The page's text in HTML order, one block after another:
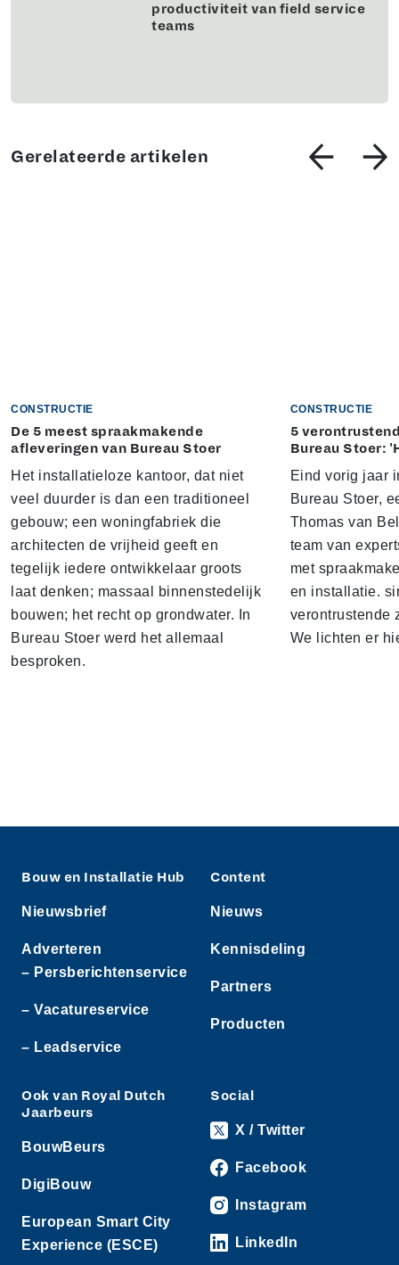
productiviteit van field service
teams
Gerelateerde artikelen
CONSTRUCTIE
De 5 meest spraakmakende
afleveringen van Bureau Stoer
Het installatieloze kantoor, dat niet
veel duurder is dan een traditioneel
gebouw; een woningfabriek die
architecten de vrijheid geeft en
tegelijk iedere ontwikkelaar groots
laat denken; massaal binnenstedelijk
bouwen; het recht op grondwater. In
Bureau Stoer werd het allemaal
besproken.
CONSTRUCTIE
5
Bureau Stoer:
Eind vorig jaar
Bureau Stoer,
Thomas van
team van
met
en installatie.
verontrustende
We lichten er
Bouw en Installatie Hub
Nieuwsbrief
Adverteren
– Persberichtenservice
– Vacatureservice
– Leadservice
Content
Nieuws
Kennisdeling
Partners
Producten
Ook van Royal Dutch
Jaarbeurs
BouwBeurs
DigiBouw
European Smart City
Experience (ESCE)
Social
X / Twitter
Facebook
Instagram
LinkedIn